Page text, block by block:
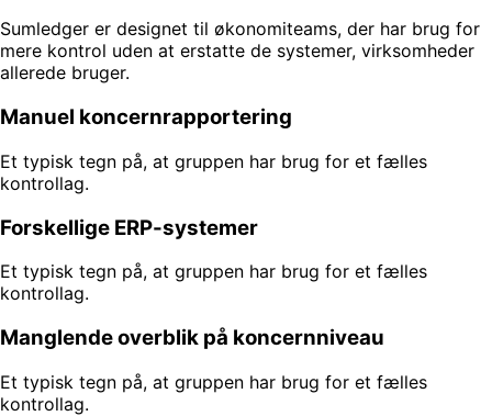
Sumledger er designet til økonomiteams, der har brug for
mere kontrol uden at erstatte de systemer, virksomheder
allerede bruger.
Manuel koncernrapportering
Et typisk tegn på, at gruppen har brug for et fælles
kontrollag.
Forskellige ERP-systemer
Et typisk tegn på, at gruppen har brug for et fælles
kontrollag.
Manglende overblik på koncernniveau
Et typisk tegn på, at gruppen har brug for et fælles
kontrollag.